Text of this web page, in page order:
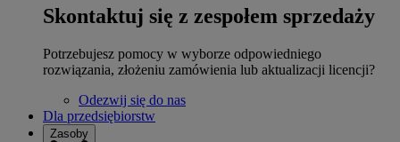
Skontaktuj się z zespołem sprzedaży
Potrzebujesz pomocy w wyborze odpowiedniego
rozwiązania, złożeniu zamówienia lub aktualizacji licencji?
Odezwij się do nas
Dla przedsiębiorstw
Zasoby